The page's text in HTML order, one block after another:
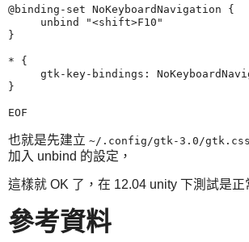
@binding-set NoKeyboardNavigation {
     unbind "<shift>F10"
}
* {
gtk-key-bindings:
}
也就是先建立 ~/.config/gtk-3.0/gtk.css
加入 unbind 的設定，
這樣就 OK 了，在 12.04 unity 下測試是正
參考資料